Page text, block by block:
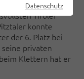
Tiroler
konnte
der 6. Platz bei
privaten
Klettern hat er
Datenschutz